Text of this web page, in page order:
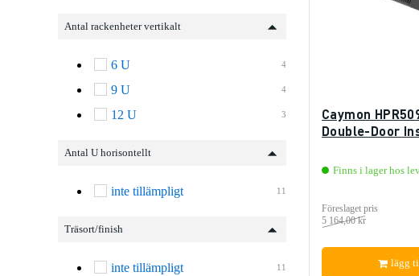
Antal rackenheter vertikalt
4
6 U
4
9 U
3
12 U
Antal U horisontellt
11
inte tillämpligt
Träsort/finish
11
inte tillämpligt
Caymon
Double-Door
Finns i lager hos
Föreslaget pris
5 164,00 kr
lägg